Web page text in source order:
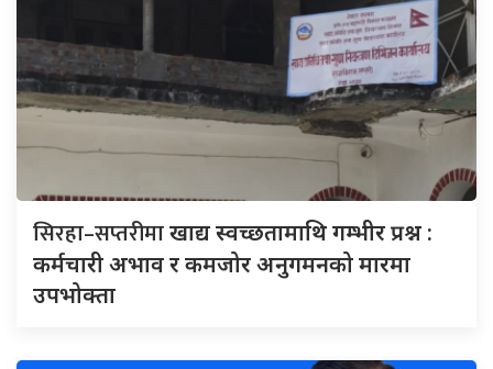
सिरहा–सप्तरीमाखाद्य स्वच्छतामाथि गम्भीर प्रश्न :
कर्मचारी अभाव र कमजोर अनुगमनको मारमा
उपभोक्ता